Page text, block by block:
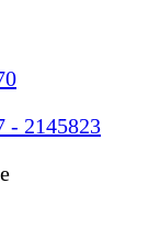
- 2145823